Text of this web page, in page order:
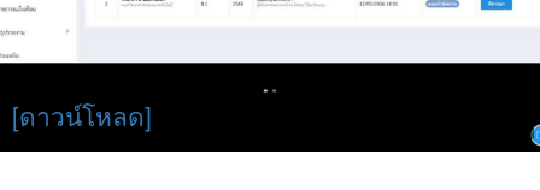
[ดาวน์โหลด]